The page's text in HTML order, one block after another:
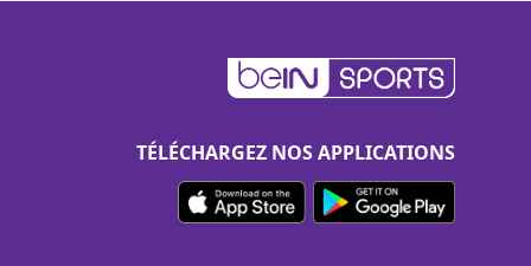
TÉLÉCHARGEZ NOS APPLICATIONS